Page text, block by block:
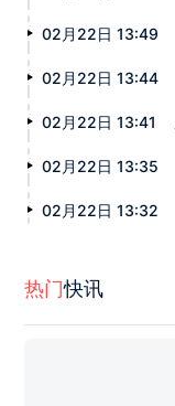
02月22日 13:49
02月22日 13:44
02月22日 13:41
02月22日 13:35
02月22日 13:32
热门快讯